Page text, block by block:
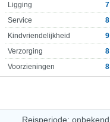
Ligging
7
Service
8
Kindvriendelijkheid
9
Verzorging
8
Voorzieningen
8
Reisperiode: onbekend